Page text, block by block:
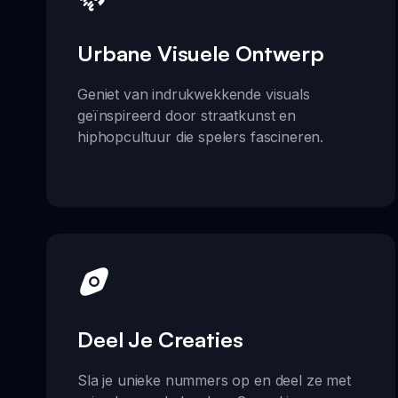
Urbane Visuele Ontwerp
Geniet van indrukwekkende visuals
geïnspireerd door straatkunst en
hiphopcultuur die spelers fascineren.
Deel Je Creaties
Sla je unieke nummers op en deel ze met